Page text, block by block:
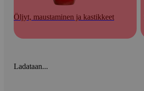
Öljyt, maustaminen ja kastikkeet
Ladataan...